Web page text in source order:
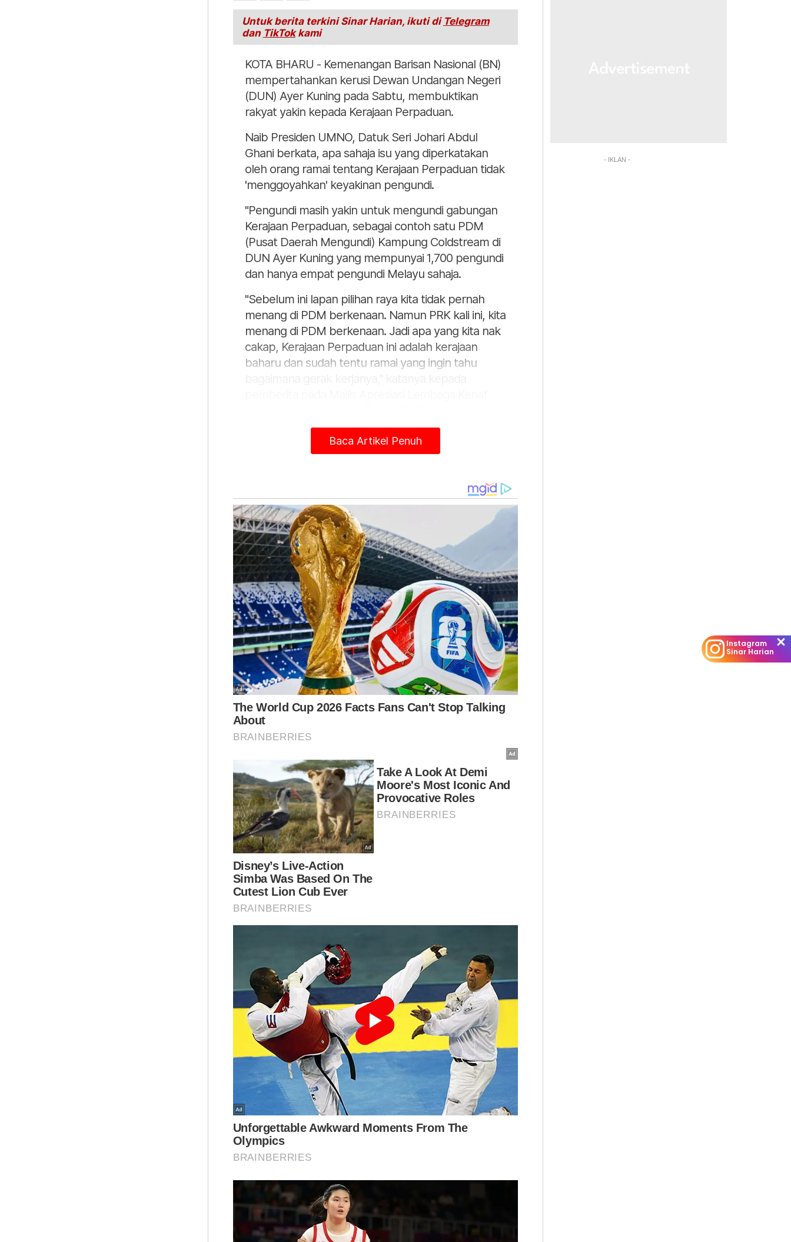
Untuk berita terkini Sinar Harian, ikuti di Telegram
dan TikTokkami
KOTA BHARU - Kemenangan Barisan Nasional (BN)
mempertahankan kerusi Dewan Undangan Negeri
(DUN) Ayer Kuning pada Sabtu, membuktikan
rakyat yakin kepada Kerajaan Perpaduan.
Naib Presiden UMNO, Datuk Seri Johari Abdul
Ghani berkata, apa sahaja isu yang diperkatakan
oleh orang ramai tentang Kerajaan Perpaduan tidak
'menggoyahkan' keyakinan pengundi.
"Pengundi masih yakin untuk mengundi gabungan
Kerajaan Perpaduan, sebagai contoh satu PDM
(Pusat Daerah Mengundi) Kampung Coldstream di
DUN Ayer Kuning yang mempunyai 1,700 pengundi
dan hanya empat pengundi Melayu sahaja.
"Sebelum ini lapan pilihan raya kita tidak pernah
menang di PDM berkenaan. Namun PRK kali ini, kita
menang di PDM berkenaan. Jadi apa yang kita nak
cakap, Kerajaan Perpaduan ini adalah kerajaan
baharu dan sudah tentu ramai yang ingin tahu
Menurut beliau, tiada guna jadi kerajaan jika
Ujarnya, dalam situasi itu bukan rakyat sahaja
merasakan tidak stabil malah orang luar juga
merasa perkara yang sama.
Sinar Harian melaporkan BN berjaya membuktikan
kerusi DUN Ayer Kuning sebagai kubu kuat apabila
pilihan raya kecil (PRK) kawasan berkenaan pada
Sabtu.
Dalam pertembungan tiga penjuru, Mohamad
Yusri, 54, yang merupakan Setiausaha UMNO
Bahagian Tapah selaku wakil Kerajaan Perpaduan
menang dengan majoriti 5,006 undi.
Bekas guru dan pensyarah kanan berkelulusan
Ijazah Doktor Falsafah dalam Pendidikan Islam dari
Universiti Pendidikan Sultan Idris (UPSI) yang
pertama kali bertanding dalam pilihan raya itu
memperolehi 11,065 undi.
Artikel Berkaitan:
PRK Ayer Kuning: Tun M kecewa pengundi pilih BN
Majoriti bertambah di PRK Ayer Kuning, bukti rakyat
kembali sokong BN - Ahmad Zahid
Saarani pulangkan 'talkin' Idris, terima hakikat PN kalah
di PRK Ayer Kuning
Pencabarnya, Abd Muhaimin Malek, 44, dari
Perikatan Nasional memperolehi 6,059 undi
manakala calon Parti Sosialis Malaysia, Bawani KS,
40, yang bertanding kali kedua di kerusi sama
meraih 1,106 undi.
Baca Artikel Penuh
- IKLAN -
Instagram
Sinar Harian